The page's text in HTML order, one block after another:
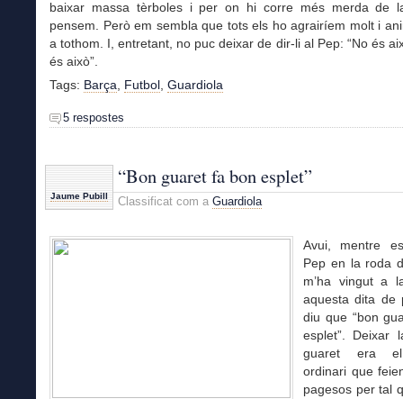
baixar massa tèrboles i per on hi corre més merda de
pensem. Però em sembla que tots els ho agrairíem molt i
a tothom. I, entretant, no puc deixar de dir-li al Pep: “No és
és això”.
Tags: Barça, Futbol, Guardiola
5 respostes
Jaume Pubill
“Bon guaret fa bon esplet”
Classificat com a Guardiola
Avui, mentre
Pep en la roda
m’ha vingut a
aquesta dita de
diu que “bon
esplet”. Deixar
guaret era el
ordinari que
pagesos per tal